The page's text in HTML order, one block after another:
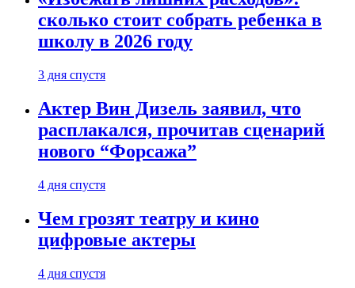
сколько стоит собрать ребенка в
школу в 2026 году
3 дня спустя
Актер Вин Дизель заявил, что
расплакался, прочитав сценарий
нового “Форсажа”
4 дня спустя
Чем грозят театру и кино
цифровые актеры
4 дня спустя